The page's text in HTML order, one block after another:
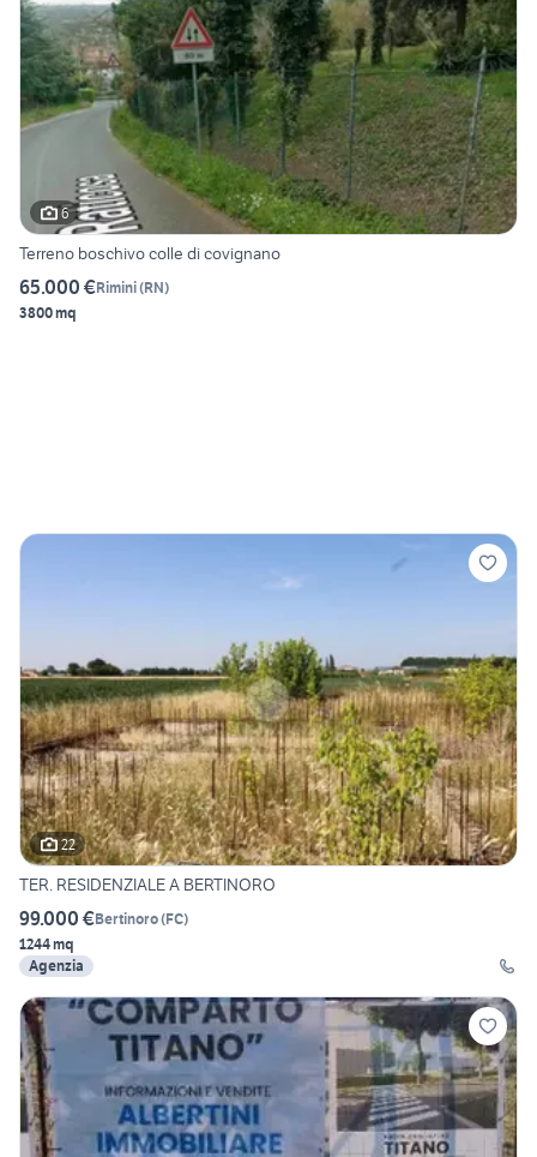
6
Terreno boschivo colle di covignano
65.000 €Rimini(RN)
3800 mq
22
TER. RESIDENZIALE A BERTINORO
99.000 €Bertinoro(FC)
1244 mq
Agenzia